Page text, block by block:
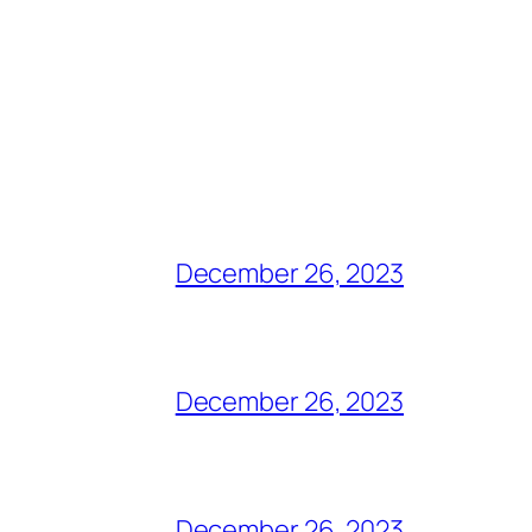
December 26, 2023
December 26, 2023